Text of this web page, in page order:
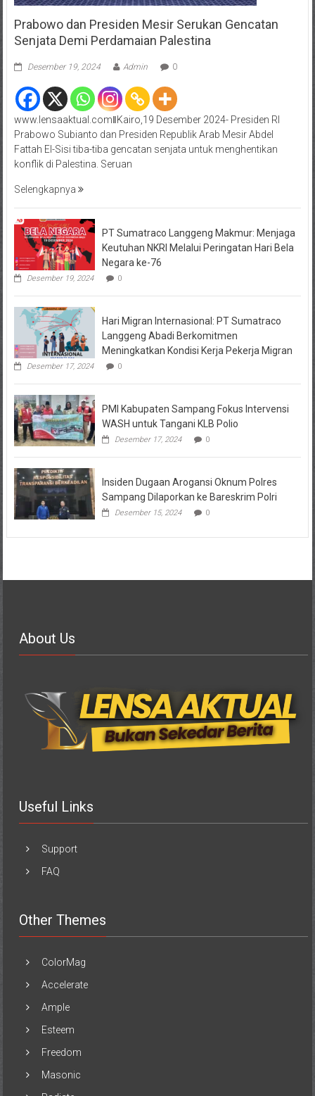
Prabowo dan Presiden Mesir Serukan Gencatan
Senjata Demi Perdamaian Palestina
Desember 19, 2024 Admin 0
www.lensaaktual.comǁKairo,19 Desember 2024- Presiden RI
Prabowo Subianto dan Presiden Republik Arab Mesir Abdel
Fattah El-Sisi tiba-tiba gencatan senjata untuk menghentikan
konflik di Palestina. Seruan
Selengkapnya
PT Sumatraco Langgeng Makmur: Menjaga
Keutuhan NKRI Melalui Peringatan Hari Bela
Negara ke-76
Desember 19, 2024 0
Hari Migran Internasional: PT Sumatraco
Langgeng Abadi Berkomitmen
Meningkatkan Kondisi Kerja Pekerja Migran
Desember 17, 2024 0
PMI Kabupaten Sampang Fokus Intervensi
WASH untuk Tangani KLB Polio
Desember 17, 2024 0
Insiden Dugaan Arogansi Oknum Polres
Sampang Dilaporkan ke Bareskrim Polri
Desember 15, 2024 0
About Us
Useful Links
Support
FAQ
Other Themes
ColorMag
Accelerate
Ample
Esteem
Freedom
Masonic